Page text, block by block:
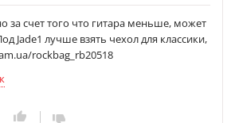
за счет того что гитара меньше, может
Jade1 лучше взять чехол для классики,
rockbag_rb20518